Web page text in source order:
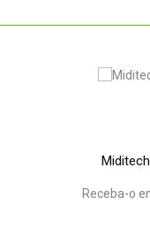
Receba-o